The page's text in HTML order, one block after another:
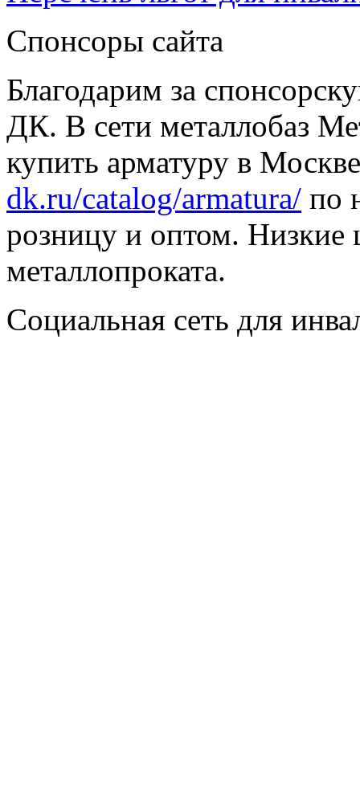
Спонсоры сайта
Благодарим за
ДК. В сети металлобаз
купить арматуру в
dk.ru/catalog/armatura/ по
розницу и оптом. Низкие
металлопроката.
Социальная сеть для